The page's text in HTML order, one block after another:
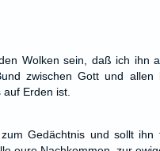
Wolken sein, daß ich ihn
zwischen Gott und allen
Erden ist.
Gedächtnis und sollt ihn